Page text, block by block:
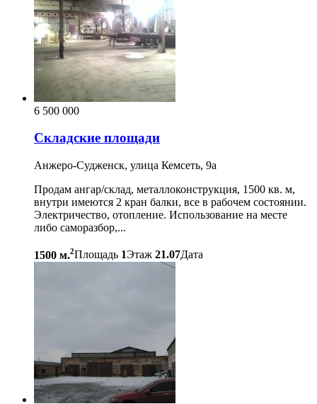
6 500 000
Складские площади
Анжеро-Судженск, улица Кемсеть, 9а
Продам ангар/склад, металлоконструкция, 1500 кв. м,
внутри имеются 2 кран балки, все в рабочем состоянии.
Электричество, отопление. Использование на месте
либо саморазбор,...
1500 м.2Площадь 1Этаж 21.07Дата